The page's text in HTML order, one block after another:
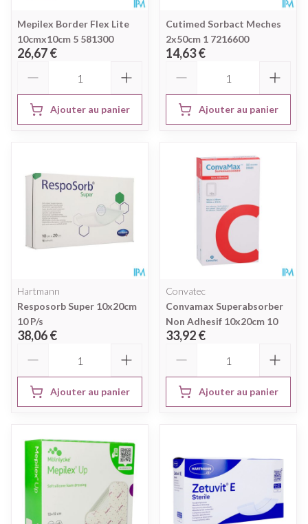
Mepilex Border Flex Lite
10cmx10cm 5 581300
26,67 €
Ajouter au panier
Cutimed Sorbact Meches
2x50cm 1 7216600
14,63 €
Ajouter au panier
Hartmann
Resposorb Super 10x20cm
10 P/s
38,06 €
Ajouter au panier
Convatec
Convamax Superabsorber
Non Adhesif 10x20cm 10
33,92 €
Ajouter au panier